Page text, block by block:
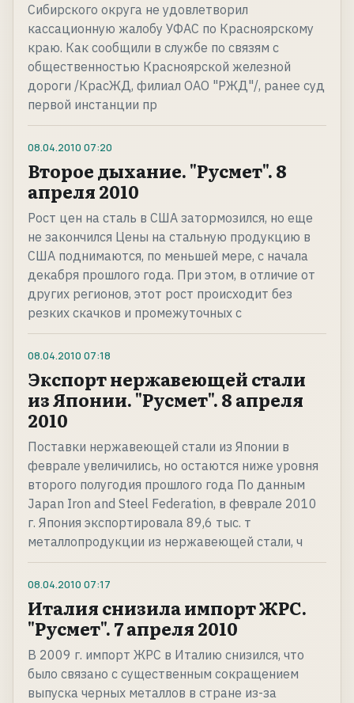
Сибирского округа не удовлетворил
кассационную жалобу УФАС по Красноярскому
краю. Как сообщили в службе по связям с
общественностью Красноярской железной
дороги /КрасЖД, филиал ОАО "РЖД"/, ранее суд
первой инстанции пр
08.04.2010 07:20
Второе дыхание. "Русмет". 8
апреля 2010
Рост цен на сталь в США затормозился, но еще
не закончился Цены на стальную продукцию в
США поднимаются, по меньшей мере, с начала
декабря прошлого года. При этом, в отличие от
других регионов, этот рост происходит без
резких скачков и промежуточных с
08.04.2010 07:18
Экспорт нержавеющей стали
из Японии. "Русмет". 8 апреля
2010
Поставки нержавеющей стали из Японии в
феврале увеличились, но остаются ниже уровня
второго полугодия прошлого года По данным
Japan Iron and Steel Federation, в феврале 2010
г. Япония экспортировала 89,6 тыс. т
металлопродукции из нержавеющей стали, ч
08.04.2010 07:17
Италия снизила импорт ЖРС.
"Русмет". 7 апреля 2010
В 2009 г. импорт ЖРС в Италию снизился, что
было связано с существенным сокращением
выпуска черных металлов в стране из-за